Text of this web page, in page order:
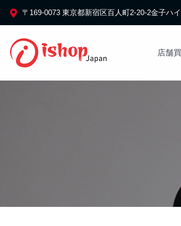
〒169-0073 東京都新宿区百人町2-20-2金子ハ
店舗